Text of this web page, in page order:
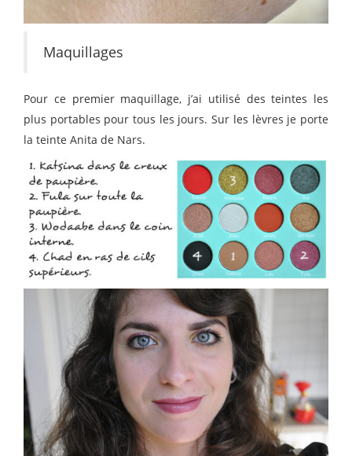
Maquillages
Pour ce premier maquillage, j’ai utilisé des teintes les
plus portables pour tous les jours. Sur les lèvres je porte
la teinte Anita de Nars.